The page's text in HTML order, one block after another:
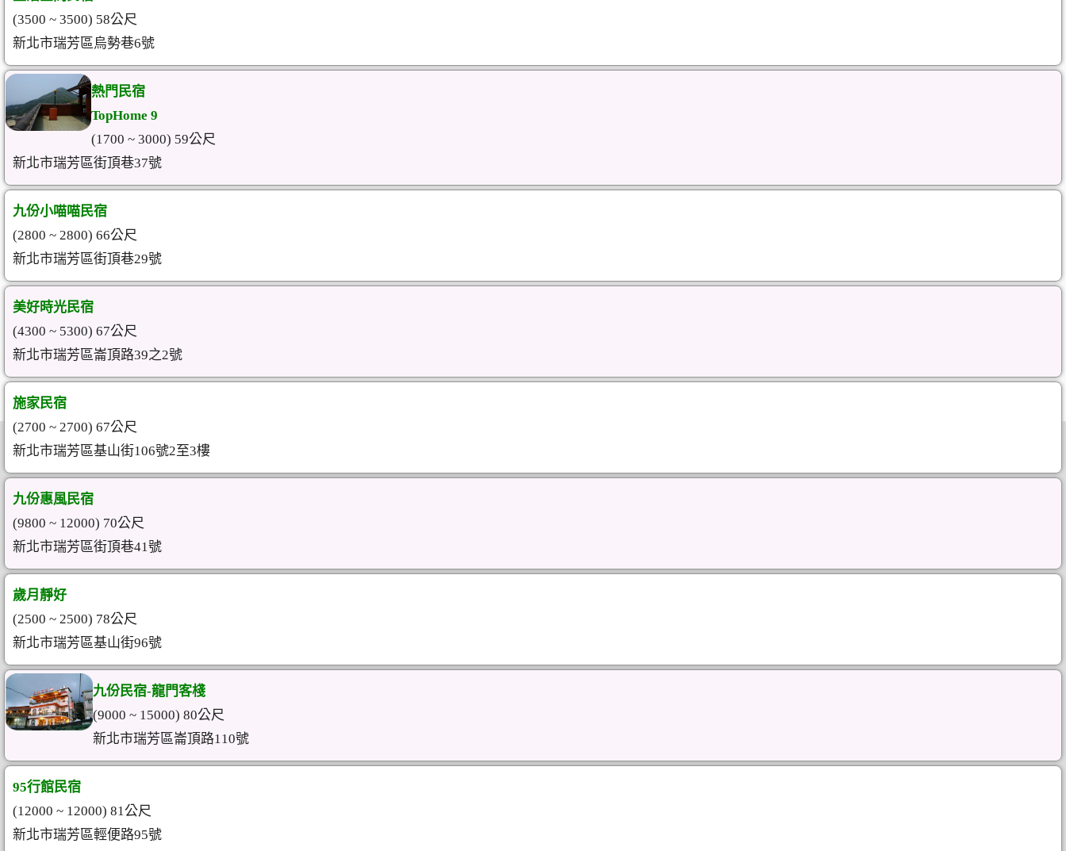
(3500 ~ 3500) 58公尺
新北市瑞芳區烏勢巷6號
熱門民宿
TopHome 9
(1700 ~ 3000) 59公尺
新北市瑞芳區街頂巷37號
九份小喵喵民宿
(2800 ~ 2800) 66公尺
新北市瑞芳區街頂巷29號
美好時光民宿
(4300 ~ 5300) 67公尺
新北市瑞芳區崙頂路39之2號
施家民宿
(2700 ~ 2700) 67公尺
新北市瑞芳區基山街106號2至3樓
九份惠風民宿
(9800 ~ 12000) 70公尺
新北市瑞芳區街頂巷41號
歲月靜好
(2500 ~ 2500) 78公尺
新北市瑞芳區基山街96號
九份民宿-龍門客棧
(9000 ~ 15000) 80公尺
新北市瑞芳區崙頂路110號
95行館民宿
(12000 ~ 12000) 81公尺
新北市瑞芳區輕便路95號